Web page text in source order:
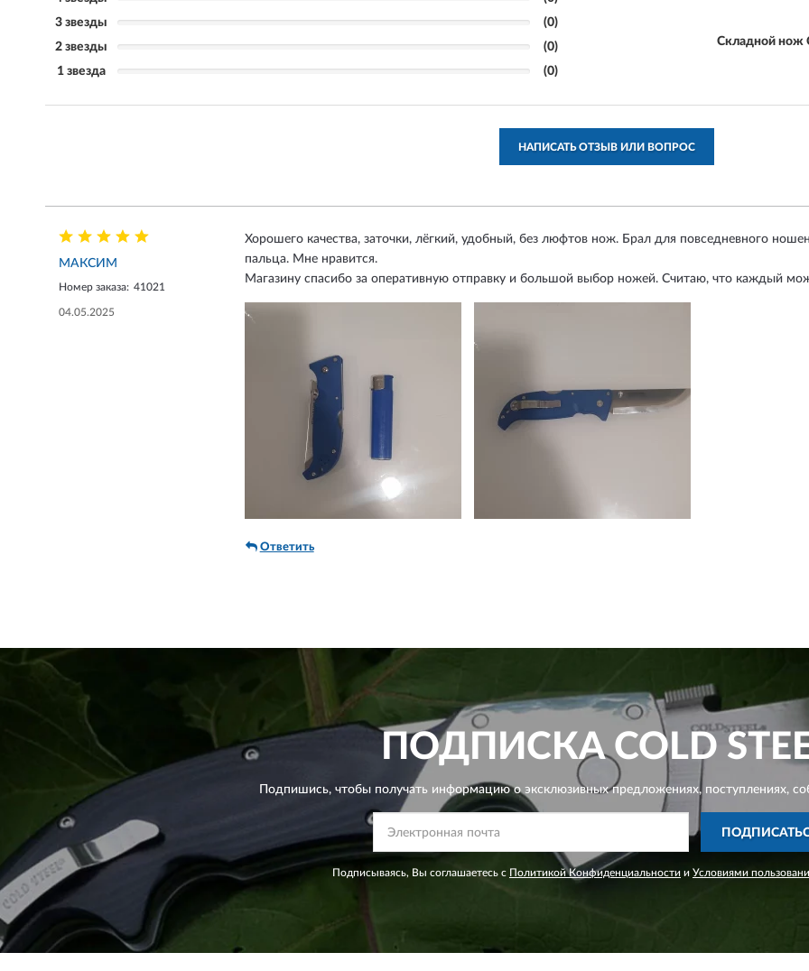
3 звезды
(0)
2 звезды
(0)
1 звезда
(0)
Складной нож
НАПИСАТЬ ОТЗЫВ ИЛИ ВОПРОС
МАКСИМ
Номер заказа: 41021
04.05.2025
Хорошего качества, заточки, лёгкий, удобный, без люфтов нож. Брал для повседневного
пальца. Мне нравится.
Магазину спасибо за оперативную отправку и большой выбор ножей. Считаю, что каждый
Ответить
ПОДПИСКАCOLD
Подпишись, чтобы получать информацию о эксклюзивных предложениях,поступлениях,
Подписываясь, Вы соглашаетесь с Политикой Конфиденциальности и Условиями